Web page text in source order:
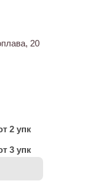
20
2 упк
3 упк